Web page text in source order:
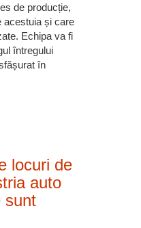
de producție,
acestuia și care
Echipa va fi
întregului
în
locuri de
auto
sunt